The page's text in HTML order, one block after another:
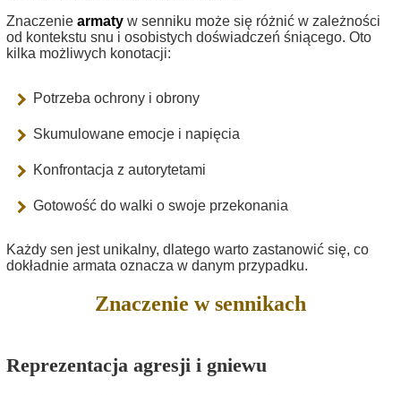
Znaczenie armaty w senniku może się różnić w zależności
od kontekstu snu i osobistych doświadczeń śniącego. Oto
kilka możliwych konotacji:
Potrzeba ochrony i obrony
Skumulowane emocje i napięcia
Konfrontacja z autorytetami
Gotowość do walki o swoje przekonania
Każdy sen jest unikalny, dlatego warto zastanowić się, co
dokładnie armata oznacza w danym przypadku.
Znaczenie w sennikach
Reprezentacja agresji i gniewu